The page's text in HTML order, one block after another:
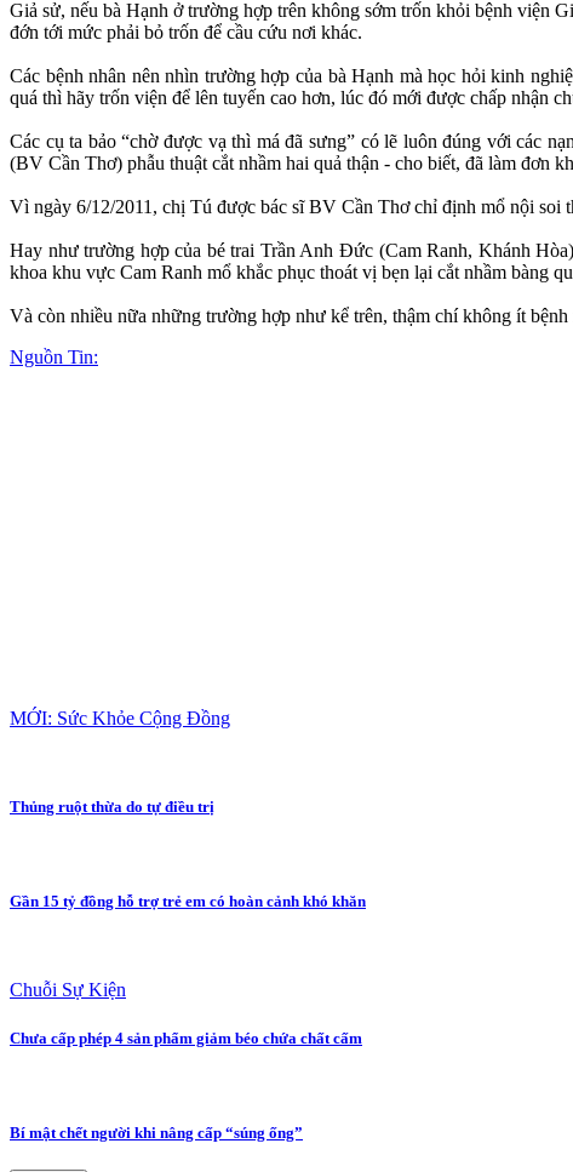
Giả sử, nếu bà Hạnh ở trường hợp trên không sớm trốn khỏi bệnh viện
đớn tới mức phải bỏ trốn để cầu cứu nơi khác.
Các bệnh nhân nên nhìn trường hợp của bà Hạnh mà học hỏi kinh
quá thì hãy trốn viện để lên tuyến cao hơn, lúc đó mới được chấp nhận
Các cụ ta bảo “chờ được vạ thì má đã sưng” có lẽ luôn đúng với các
(BV Cần Thơ) phẫu thuật cắt nhầm hai quả thận - cho biết, đã làm đơn
Vì ngày 6/12/2011, chị Tú được bác sĩ BV Cần Thơ chỉ định mổ nội soi
Hay như trường hợp của bé trai Trần Anh Đức (Cam Ranh, Khánh
khoa khu vực Cam Ranh mổ khắc phục thoát vị bẹn lại cắt nhầm bàng
Và còn nhiều nữa những trường hợp như kể trên, thậm chí không ít bệnh
Nguồn Tin:
MỚI: Sức Khỏe Cộng Đồng
Thủng ruột thừa do tự điều trị
Gần 15 tỷ đồng hỗ trợ trẻ em có hoàn cảnh khó khăn
Chuỗi Sự Kiện
Chưa cấp phép 4 sản phẩm giảm béo chứa chất cấm
Bí mật chết người khi nâng cấp “súng ống”